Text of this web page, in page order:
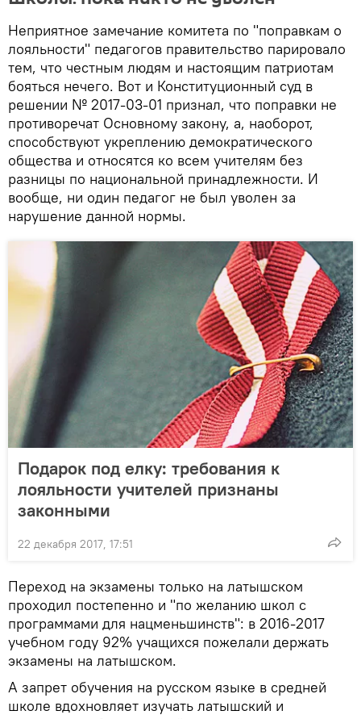
Неприятное замечание комитета по "поправкам о
лояльности" педагогов правительство парировало
тем, что честным людям и настоящим патриотам
бояться нечего. Вот и Конституционный суд в
решении № 2017-03-01 признал, что поправки не
противоречат Основному закону, а, наоборот,
способствуют укреплению демократического
общества и относятся ко всем учителям без
разницы по национальной принадлежности. И
вообще, ни один педагог не был уволен за
нарушение данной нормы.
Подарок под елку: требования к
лояльности учителей признаны
законными
22 декабря 2017, 17:51
Переход на экзамены только на латышском
проходил постепенно и "по желанию школ с
программами для нацменьшинств": в 2016-2017
учебном году 92% учащихся пожелали держать
экзамены на латышском.
А запрет обучения на русском языке в средней
школе вдохновляет изучать латышский и